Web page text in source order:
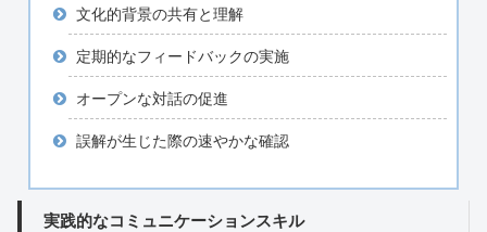
文化的背景の共有と理解
定期的なフィードバックの実施
オープンな対話の促進
誤解が生じた際の速やかな確認
実践的なコミュニケーションスキル